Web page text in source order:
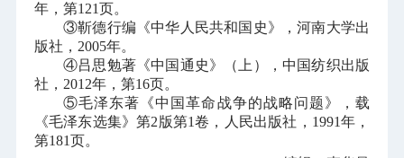
年，第121页。
③靳德行编《中华人民共和国史》，河南大学出
版社， 2005年。
④吕思勉著《中国通史》（上），中国纺织出版
社， 2012年，第16页。
⑤毛泽东著《中国革命战争的战略问题》，载
《毛泽东选集》第2版第1卷，人民出版社， 1991年，
第181页。